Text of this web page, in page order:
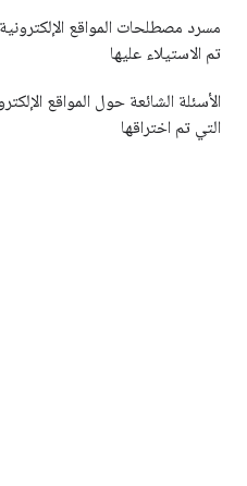
مسرد مصطلحات المواقع
تم الاستيلاء عليها
الأسئلة الشائعة حول المواقع
التي تم اختراقها